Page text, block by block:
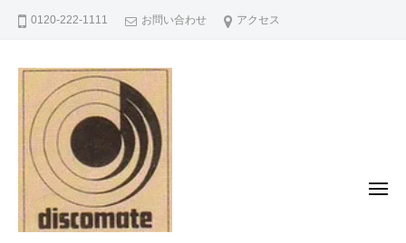
0120-222-1111 お問い合わせ アクセス
メ